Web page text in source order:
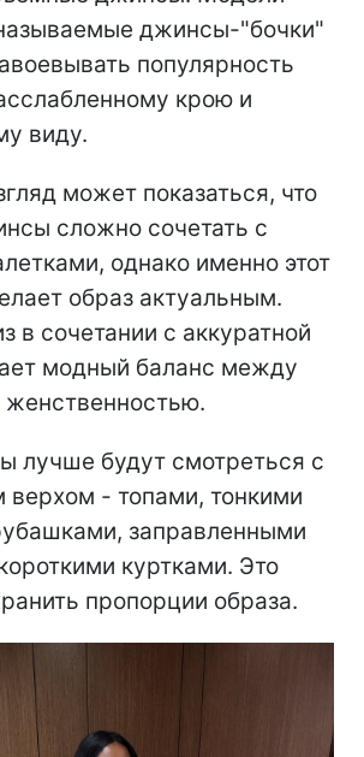
джинсы-"бочки"
популярность
крою и
виду.
может показаться, что
сложно сочетать с
однако именно этот
образ актуальным.
в сочетании с аккуратной
модный баланс между
лучше будут смотреться с
верхом - топами, тонкими
заправленными
куртками. Это
пропорции образа.